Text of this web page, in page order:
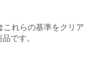
れらの基準をクリア
です。